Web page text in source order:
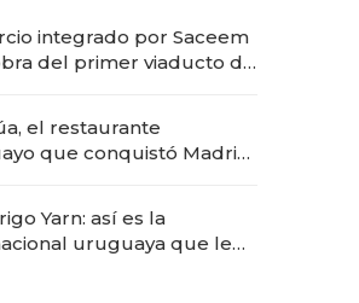
integrado por Saceem
del primer viaducto de
el restaurante
que conquistó Madrid:
y prepara apertura
Yarn: así es la
uruguaya que le